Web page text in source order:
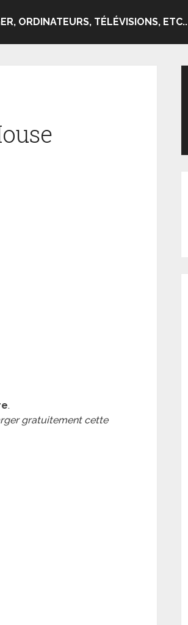
ORDINATEURS, TÉLÉVISIONS, ETC..
.
gratuitement cette